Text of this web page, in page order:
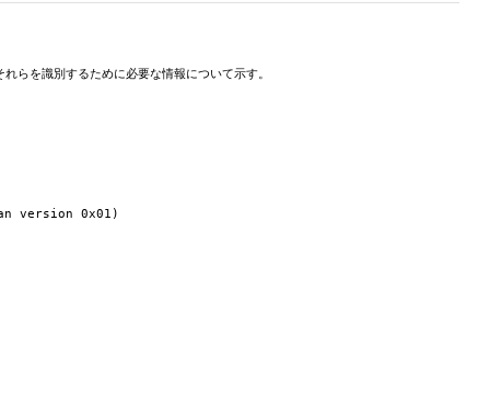
らを識別するために必要な情報について示す。
version 0x01)